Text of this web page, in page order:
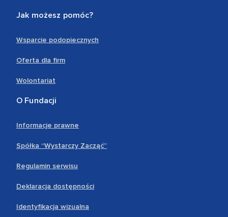
Jak możesz pomóc?
Wsparcie podopiecznych
Oferta dla firm
Wolontariat
O Fundacji
Informacje prawne
Spółka “Wystarczy Zacząć”
Regulamin serwisu
Deklaracja dostępności
Identyfikacja wizualna